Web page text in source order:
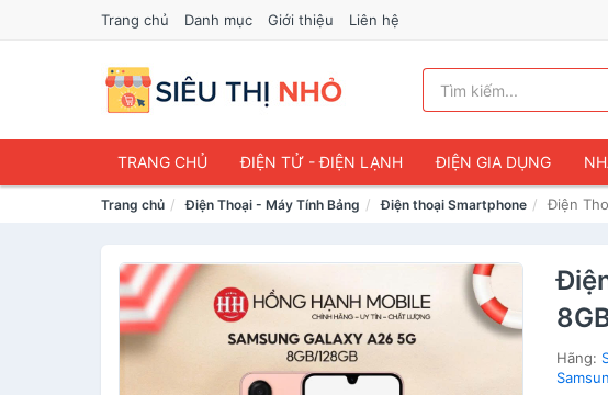
Trang chủ Danh mục Giới thiệu Liên hệ
TRANG CHỦ ĐIỆN TỬ - ĐIỆN LẠNH ĐIỆN GIA DỤNG
Trang chủ Điện Thoại - Máy Tính Bảng Điện thoại Smartphone Điện
Hãng: